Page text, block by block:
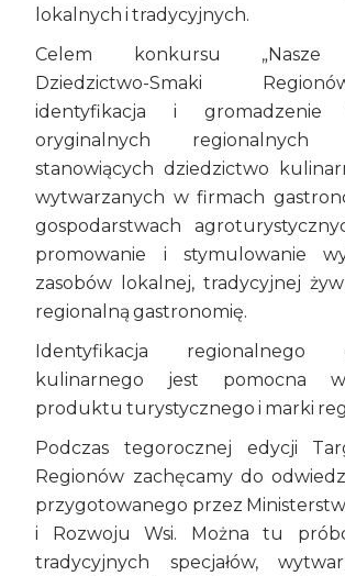
lokalnych i tradycyjnych.
Celem konkursu „Nasze
Dziedzictwo-Smaki
identyfikacja i
oryginalnych regionalnych
stanowiących dziedzictwo
wytwarzanych w firmach
gospodarstwach
promowanie i stymulowanie
zasobów lokalnej, tradycyjnej
regionalną gastronomię.
Identyfikacja regionalnego
kulinarnego jest pomocna
produktu turystycznego i marki
Podczas tegorocznej edycji
Regionów zachęcamy do
przygotowanego przez
i Rozwoju Wsi. Można tu
tradycyjnych specjałów,